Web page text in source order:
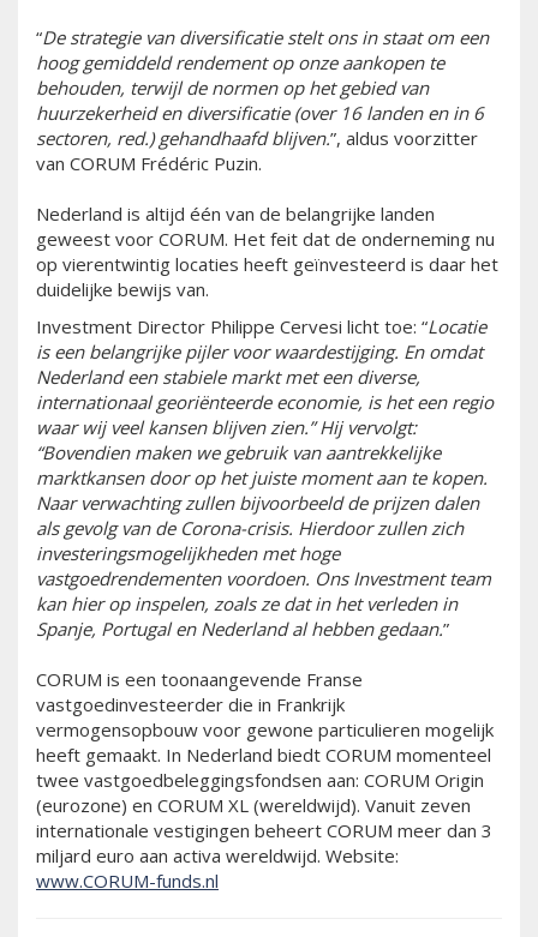
“De strategie van diversificatie stelt ons in staat om een
hoog gemiddeld rendement op onze aankopen te
behouden, terwijl de normen op het gebied van
huurzekerheid en diversificatie (over 16 landen en in 6
sectoren, red.) gehandhaafd blijven.”, aldus voorzitter
van CORUM Frédéric Puzin.
Nederland is altijd één van de belangrijke landen
geweest voor CORUM. Het feit dat de onderneming nu
op vierentwintig locaties heeft geïnvesteerd is daar het
duidelijke bewijs van.
Investment Director Philippe Cervesi licht toe: “Locatie
is een belangrijke pijler voor waardestijging. En omdat
Nederland een stabiele markt met een diverse,
internationaal georiënteerde economie, is het een regio
waar wij veel kansen blijven zien.” Hij vervolgt:
“Bovendien maken we gebruik van aantrekkelijke
marktkansen door op het juiste moment aan te kopen.
Naar verwachting zullen bijvoorbeeld de prijzen dalen
als gevolg van de Corona-crisis. Hierdoor zullen zich
investeringsmogelijkheden met hoge
vastgoedrendementen voordoen. Ons Investment team
kan hier op inspelen, zoals ze dat in het verleden in
Spanje, Portugal en Nederland al hebben gedaan.”
CORUM is een toonaangevende Franse
vastgoedinvesteerder die in Frankrijk
vermogensopbouw voor gewone particulieren mogelijk
heeft gemaakt. In Nederland biedt CORUM momenteel
twee vastgoedbeleggingsfondsen aan: CORUM Origin
(eurozone) en CORUM XL (wereldwijd). Vanuit zeven
internationale vestigingen beheert CORUM meer dan 3
miljard euro aan activa wereldwijd. Website:
www.CORUM-funds.nl